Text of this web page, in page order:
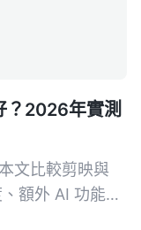
？2026年實測
文比較剪映與
額外 AI 功能、